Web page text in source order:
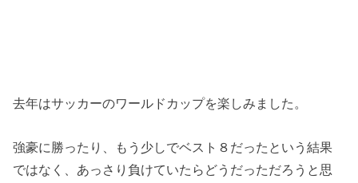
去年はサッカーのワールドカップを楽しみました。
強豪に勝ったり、もう少しでベスト８だったという結果
ではなく、あっさり負けていたらどうだっただろうと思